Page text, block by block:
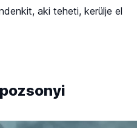
aki teheti, kerülje el